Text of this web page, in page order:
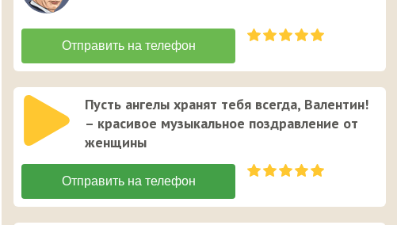
Пусть ангелы хранят тебя всегда, Валентин!
– красивое музыкальное поздравление от
женщины